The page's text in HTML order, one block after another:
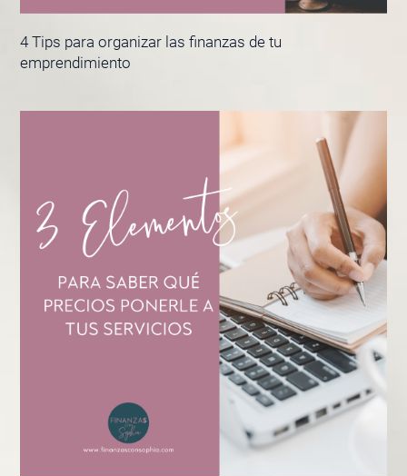
4 Tips para organizar las finanzas de tu
emprendimiento